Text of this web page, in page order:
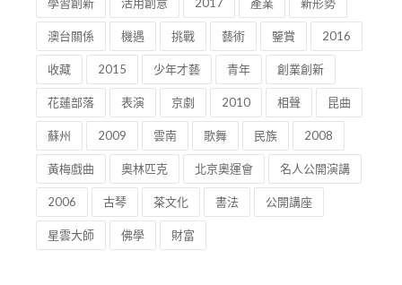
學習創新 活用創意 2017 產業 新形勢
澳台關係 機遇 挑戰 藝術 鑒賞 2016
收藏 2015 少年才藝 青年 創業創新
花蓮部落 表演 京劇 2010 相聲 昆曲
蘇州 2009 雲南 歌舞 民族 2008
黃梅戲曲 奧林匹克 北京奧運會 名人公開演講
2006 古琴 茶文化 書法 公開講座
星雲大師 佛學 財富